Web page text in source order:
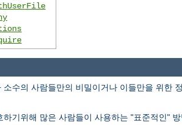
수의 사람들만의 비밀이거나 이들만을 위한
기위해 많은 사람들이 사용하는 "표준적인" 방